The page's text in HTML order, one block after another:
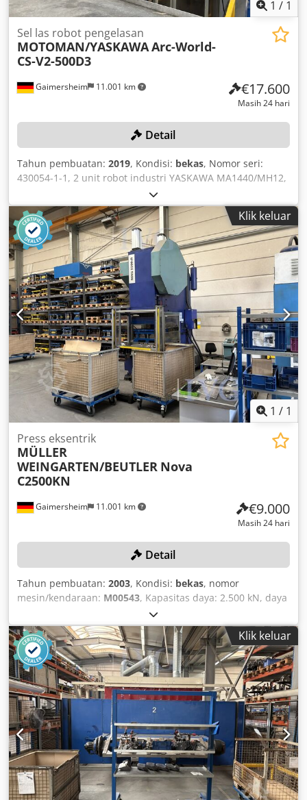
1 / 1
Gaimersheim 11.001 km
Sel las robot pengelasan
MOTOMAN/YASKAWAArc-World-
CS-V2-500D3
€17.600
Masih 24 hari
Detail
Tahun pembuatan: 2019, Kondisi: bekas, Nomor seri:
430054-1-1, 2 unit robot industri YASKAWA MA1440/MH12,
masing-masing dilengkapi dengan unit kontrol DX200,
nomor seri: 193423 / 193421, masing-masing dilengkapi
dengan pengumpan kawat, palet pengganti, dengan meja
putar, penutup, kontrol jarak jauh, penutup dengan
jendela atas, sistem penghalang cahaya, termasuk 1 rak
logam, ukuran sekitar 100x100x150 cm, 1 meja kerja,
ukuran sekitar 100x100x100 cm. Dsdpfx Aezqzdceavswa
Klik keluar
1 / 1
Gaimersheim 11.001 km
Press eksentrik
MÜLLER
WEINGARTEN/BEUTLER Nova
C2500KN
€9.000
Masih 24 hari
Detail
Tahun pembuatan: 2003, Kondisi: bekas, nomor
mesin/kendaraan: M00543, Kapasitas daya: 2.500 kN, daya
nominal: 18,5 kW, berat mesin: 25.000 kg, jumlah
pengangkatan saat operasi berkelanjutan: 19-57/menit,
jumlah pengangkatan maksimum saat pengangkatan
tunggal: 35/menit, waktu tunda: 0,245 detik, panjang
langkah: 19-250 mm, ruang pemasangan maksimum:
sekitar 480 mm, ukuran meja: sekitar 900x1.200 mm,
dilengkapi dengan sensor optik, pengoperasian dengan
kedua tangan, panel kontrol terpisah, unit kontrol BEUTLER
DATAPLUS 200. Dsdpfx Ajzqzc Soavewa
Klik keluar